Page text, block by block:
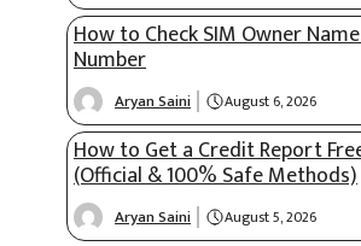
How to Check SIM Owner
Number
Aryan Saini August 6, 2026
How to Get a Credit Report
(Official & 100% Safe Methods)
Aryan Saini August 5, 2026